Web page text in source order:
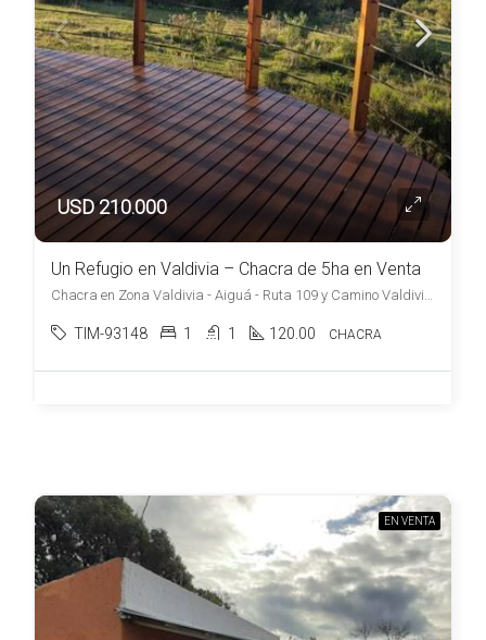
USD 210.000
Un Refugio en Valdivia – Chacra de 5ha en Venta
Chacra en Zona Valdivia - Aiguá - Ruta 109 y Camino Valdivia, , Valdivia
TIM-93148 1 1 120.00 CHACRA
EN VENTA